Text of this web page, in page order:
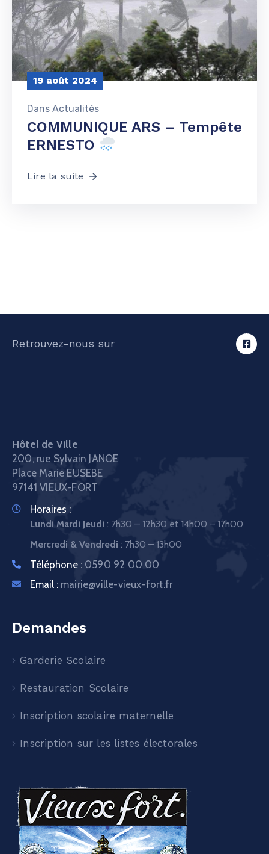
19 août 2024
Dans Actualités
COMMUNIQUE ARS – Tempête
ERNESTO
Lire la suite
Retrouvez-nous sur
Hôtel de Ville
200, rue Sylvain JANOE
Place Marie EUSEBE
97141 VIEUX-FORT
Horaires :
Lundi Mardi Jeudi : 7h30 – 12h30 et 14h00 – 17h00
Mercredi & Vendredi : 7h30 – 13h00
Téléphone : 0590 92 00 00
Email : mairie@ville-vieux-fort.fr
Demandes
Garderie Scolaire
Restauration Scolaire
Inscription scolaire maternelle
Inscription sur les listes électorales